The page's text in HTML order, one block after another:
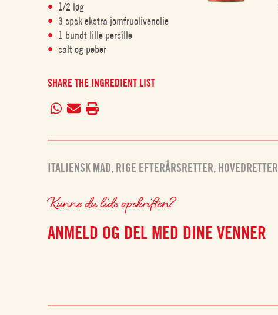
1/2 løg
3 spsk ekstra jomfruolivenolie
1 bundt lille persille
salt og peber
SHARE THE INGREDIENT LIST
ITALIENSK MAD, RIGE EFTERÅRSRETTER, HOVEDRETTER
Kunne du lide opskriften?
ANMELD OG DEL MED DINE VENNER